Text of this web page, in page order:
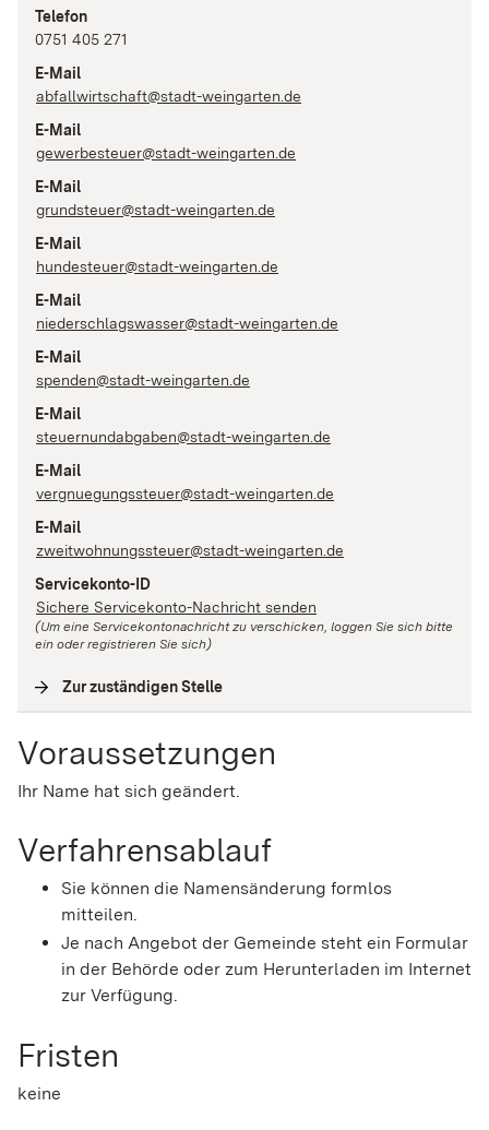
Telefon
0751 405 271
E-Mail
abfallwirtschaft@stadt-weingarten.de
E-Mail
gewerbesteuer@stadt-weingarten.de
E-Mail
grundsteuer@stadt-weingarten.de
E-Mail
hundesteuer@stadt-weingarten.de
E-Mail
niederschlagswasser@stadt-weingarten.de
E-Mail
spenden@stadt-weingarten.de
E-Mail
steuernundabgaben@stadt-weingarten.de
E-Mail
vergnuegungssteuer@stadt-weingarten.de
E-Mail
zweitwohnungssteuer@stadt-weingarten.de
Servicekonto-ID
Sichere Servicekonto-Nachricht senden
(Um eine Servicekontonachricht zu verschicken, loggen Sie sich bitte
ein oder registrieren Sie sich)
Zur zuständigen Stelle
Voraussetzungen
Ihr Name hat sich geändert.
Verfahrensablauf
Sie können die Namensänderung formlos
mitteilen.
Je nach Angebot der Gemeinde steht ein Formular
in der Behörde oder zum Herunterladen im Internet
zur Verfügung.
Fristen
keine